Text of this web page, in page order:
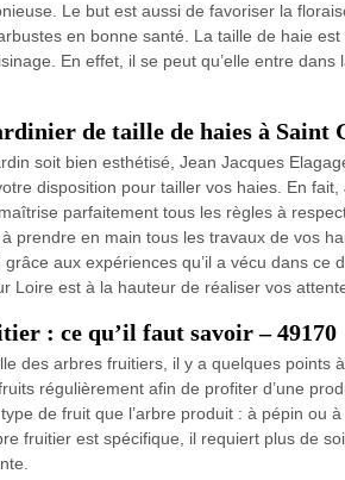
Le but est aussi de favoriser la
en bonne santé. La taille de haie
En effet, il se peut qu’elle entre
de taille de haies à Saint
soit bien esthétisé, Jean Jacques
disposition pour tailler vos haies. En
parfaitement tous les règles à
prendre en main tous les travaux de vos
grâce aux expériences qu’il a vécu dans
Loire est à la hauteur de réaliser vos
: ce qu’il faut savoir – 49170
des arbres fruitiers, il y a quelques points
régulièrement afin de profiter d’une
de fruit que l’arbre produit : à pépin ou
fruitier est spécifique, il requiert plus de